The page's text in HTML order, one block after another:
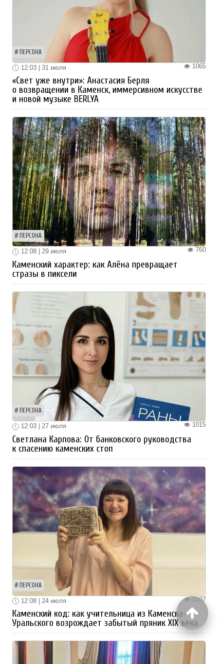
ПЕРСОНА
1065
12:03 | 31 июля
«Свет уже внутри»: Анастасия Берля
о возвращении в Каменск, иммерсивном искусстве
и новой музыке BERLYA
ПЕРСОНА
760
12:08 | 29 июля
Каменский характер: как Алёна превращает
стразы в пиксели
ПЕРСОНА
1015
12:03 | 27 июля
Светлана Карпова: От банковского руководства
к спасению каменских стоп
ПЕРСОНА
1107
12:08 | 24 июля
Каменский код: как учительница из Каменска-
Уральского возрождает забытый пряник XIX века